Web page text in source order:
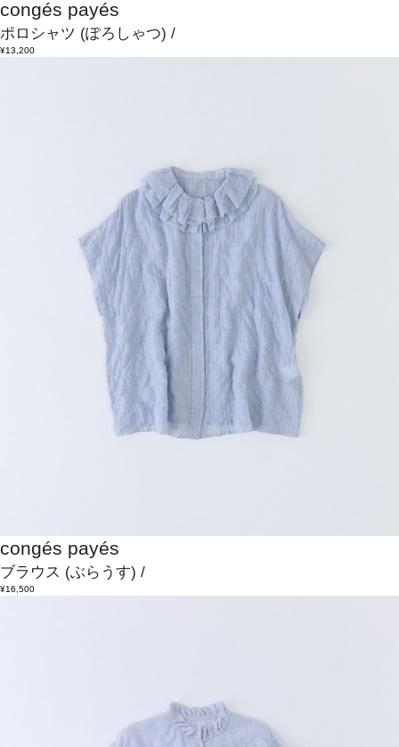
congés payés
ポロシャツ (ぽろしゃつ) /
¥13,200
congés payés
ブラウス (ぶらうす) /
¥16,500